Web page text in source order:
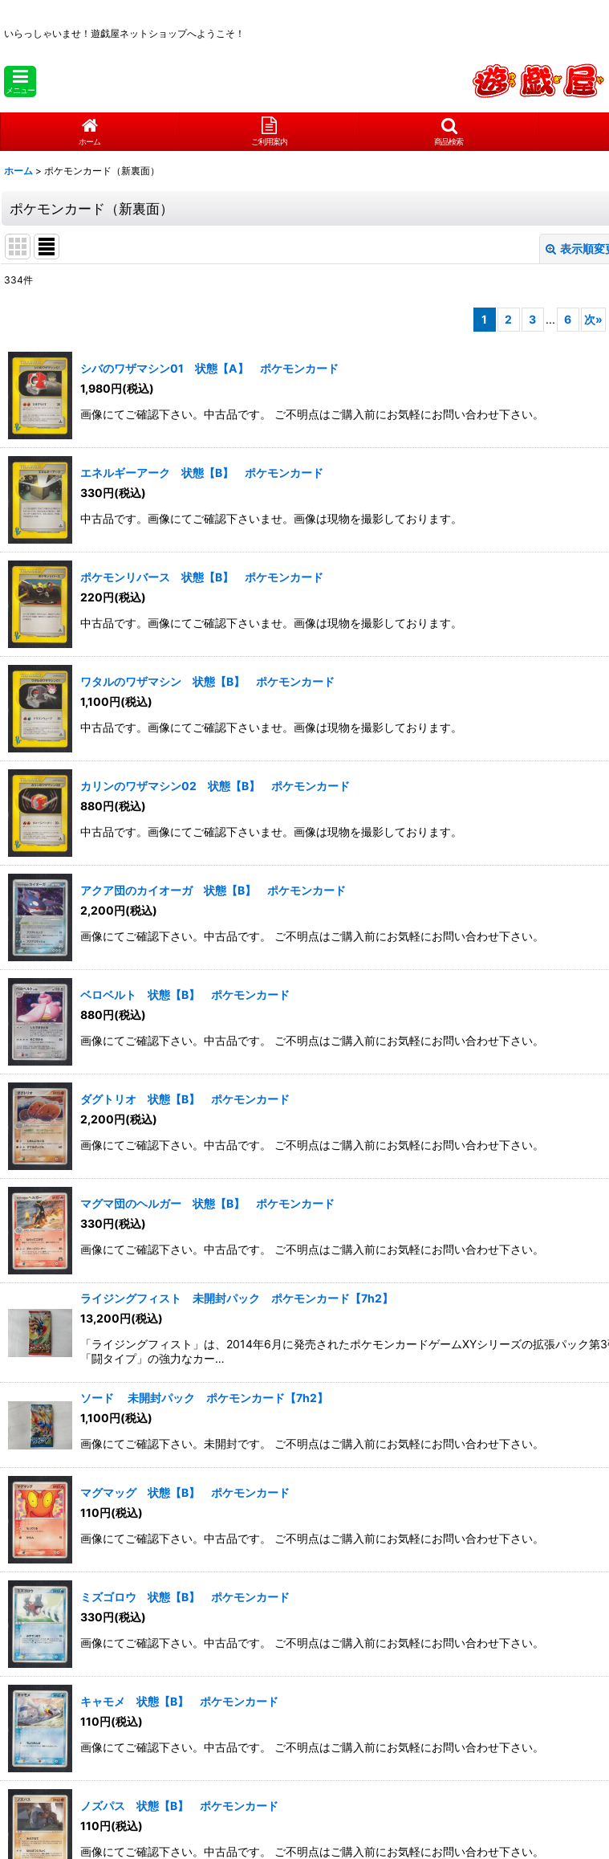
いらっしゃいませ！ 遊戯屋ネットショップへようこそ！
メニュー
ホーム ご利用案内 商品検索
ホーム > ポケモンカード（新裏面）
ポケモンカード（新裏面）
表示順変
並び順:
絞り込む
334件
1 2 3 ... 6 次»
シバのワザマシン01 状態【A】 ポケモンカード
1,980円(税込)
画像にてご確認下さい。中古品です。 ご不明点はご購入前にお気軽にお問い合わせ下さい。
エネルギーアーク 状態【B】 ポケモンカード
330円(税込)
中古品です。画像にてご確認下さいませ。画像は現物を撮影しております。
ポケモンリバース 状態【B】 ポケモンカード
220円(税込)
中古品です。画像にてご確認下さいませ。画像は現物を撮影しております。
ワタルのワザマシン 状態【B】 ポケモンカード
1,100円(税込)
中古品です。画像にてご確認下さいませ。画像は現物を撮影しております。
カリンのワザマシン02 状態【B】 ポケモンカード
880円(税込)
中古品です。画像にてご確認下さいませ。画像は現物を撮影しております。
アクア団のカイオーガ 状態【B】 ポケモンカード
2,200円(税込)
画像にてご確認下さい。中古品です。 ご不明点はご購入前にお気軽にお問い合わせ下さい。
ベロベルト 状態【B】 ポケモンカード
880円(税込)
画像にてご確認下さい。中古品です。 ご不明点はご購入前にお気軽にお問い合わせ下さい。
ダグトリオ 状態【B】 ポケモンカード
2,200円(税込)
画像にてご確認下さい。中古品です。 ご不明点はご購入前にお気軽にお問い合わせ下さい。
マグマ団のヘルガー 状態【B】 ポケモンカード
330円(税込)
画像にてご確認下さい。中古品です。 ご不明点はご購入前にお気軽にお問い合わせ下さい。
ライジングフィスト 未開封パック ポケモンカード【7h2】
13,200円(税込)
「ライジングフィスト」は、2014年6月に発売されたポケモンカードゲームXYシリーズの拡張パック
「闘タイプ」の強力なカー…
ソード 未開封パック ポケモンカード【7h2】
1,100円(税込)
画像にてご確認下さい。未開封です。 ご不明点はご購入前にお気軽にお問い合わせ下さい。
マグマッグ 状態【B】 ポケモンカード
110円(税込)
画像にてご確認下さい。中古品です。 ご不明点はご購入前にお気軽にお問い合わせ下さい。
ミズゴロウ 状態【B】 ポケモンカード
330円(税込)
画像にてご確認下さい。中古品です。 ご不明点はご購入前にお気軽にお問い合わせ下さい。
キャモメ 状態【B】 ポケモンカード
110円(税込)
画像にてご確認下さい。中古品です。 ご不明点はご購入前にお気軽にお問い合わせ下さい。
ノズパス 状態【B】 ポケモンカード
110円(税込)
画像にてご確認下さい。中古品です。 ご不明点はご購入前にお気軽にお問い合わせ下さい。